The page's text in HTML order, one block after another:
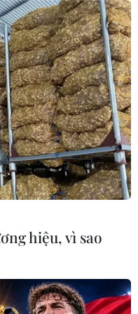
sớm
gió
vịnh
vật
hiệu, vì sao